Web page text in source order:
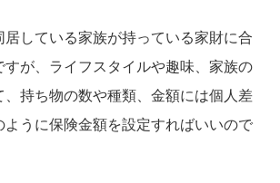
居している家族が持っている家財に合
すが、ライフスタイルや趣味、家族の
、持ち物の数や種類、金額には個人差
ように保険金額を設定すればいいので